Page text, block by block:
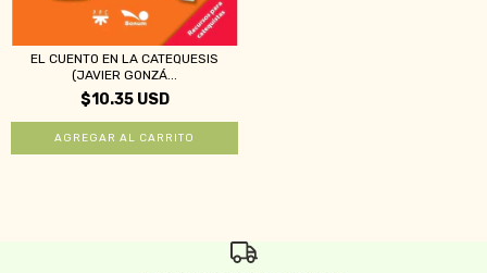
EL CUENTO EN LA CATEQUESIS
(JAVIER GONZÁ...
$10.35 USD